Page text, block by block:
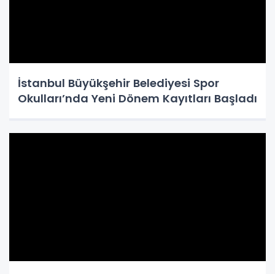
İstanbul Büyükşehir Belediyesi Spor
Okulları’nda Yeni Dönem Kayıtları Başladı